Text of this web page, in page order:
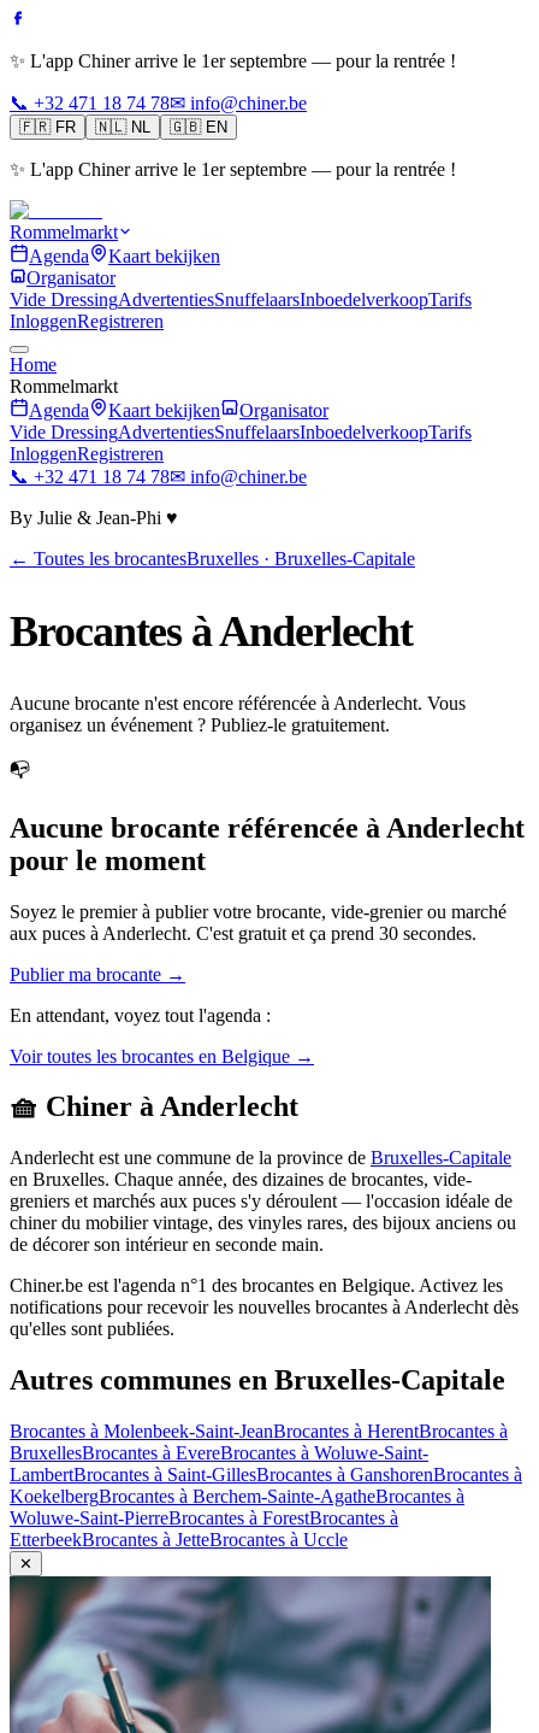
✨ L'app Chiner arrive le 1er septembre — pour la rentrée !
📞 +32 471 18 74 78✉ info@chiner.be
🇫🇷 FR 🇳🇱 NL 🇬🇧 EN
✨ L'app Chiner arrive le 1er septembre — pour la rentrée !
Rommelmarkt
Agenda
Kaart bekijken
Organisator
Vide DressingAdvertentiesSnuffelaarsInboedelverkoopTarifs
InloggenRegistreren
Home
Rommelmarkt
Agenda
Kaart bekijken
Organisator
Vide DressingAdvertentiesSnuffelaarsInboedelverkoopTarifs
InloggenRegistreren
📞 +32 471 18 74 78✉ info@chiner.be
By Julie & Jean-Phi ♥
← Toutes les brocantesBruxelles · Bruxelles-Capitale
Brocantes àAnderlecht
Aucune brocante n'est encore référencée à Anderlecht. Vous
organisez un événement ? Publiez-le gratuitement.
📭
Aucune brocante référencée à Anderlecht
pour le moment
Soyez le premier à publier votre brocante, vide-grenier ou marché
aux puces à Anderlecht. C'est gratuit et ça prend 30 secondes.
Publier ma brocante →
En attendant, voyez tout l'agenda :
Voir toutes les brocantes en Belgique →
🧺 Chiner àAnderlecht
Anderlecht est une commune de la province de Bruxelles-Capitale
en Bruxelles. Chaque année, des dizaines de brocantes, vide-
greniers et marchés aux puces s'y déroulent — l'occasion idéale de
chiner du mobilier vintage, des vinyles rares, des bijoux anciens ou
de décorer son intérieur en seconde main.
Chiner.be est l'agenda n°1 des brocantes en Belgique. Activez les
notifications pour recevoir les nouvelles brocantes à Anderlecht dès
qu'elles sont publiées.
Autres communes en Bruxelles-Capitale
Brocantes à Molenbeek-Saint-JeanBrocantes à HerentBrocantes à
BruxellesBrocantes à EvereBrocantes à Woluwe-Saint-
LambertBrocantes à Saint-GillesBrocantes à GanshorenBrocantes à
KoekelbergBrocantes à Berchem-Sainte-AgatheBrocantes à
Woluwe-Saint-PierreBrocantes à ForestBrocantes à
EtterbeekBrocantes à JetteBrocantes à Uccle
✕